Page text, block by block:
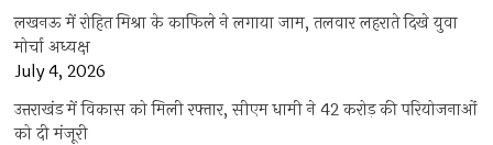
लखनऊ में रोहित मिश्रा के काफिले ने लगाया जाम, तलवार लहराते दिखे युवा
मोर्चा अध्यक्ष
July 4, 2026
उत्तराखंड में विकास को मिली रफ्तार, सीएम धामी ने 42 करोड़ की परियोजनाओं
को दी मंजूरी